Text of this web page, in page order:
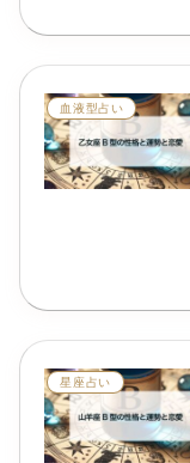
血液型占い
星座占い